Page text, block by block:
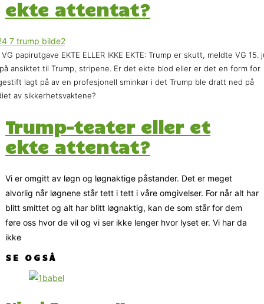
ekte attentat?
papirutgave EKTE ELLER IKKE EKTE: Trump er skutt, meldte VG 15.
ansiktet til Trump, stripene. Er det ekte blod eller er det en form for
lagt på av en profesjonell sminkør i det Trump ble dratt ned på
av sikkerhetsvaktene?
Trump-teater eller et
ekte attentat?
Vi er omgitt av løgn og løgnaktige påstander. Det er meget
alvorlig når løgnene står tett i tett i våre omgivelser. For når alt har
blitt smittet og alt har blitt løgnaktig, kan de som står for dem
føre oss hvor de vil og vi ser ikke lenger hvor lyset er. Vi har da
ikke
SE OGSÅ